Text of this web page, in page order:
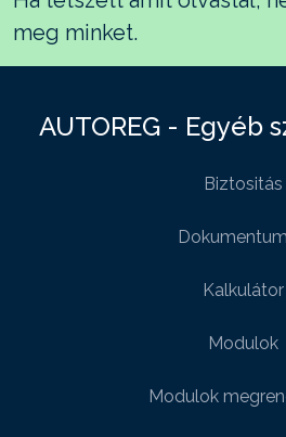
meg minket.
AUTOREG - Egyéb
Biztositás
Kalkulátor
Modulok
Modulok